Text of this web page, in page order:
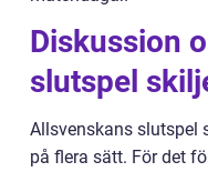
Diskussion
slutspel
Allsvenskans slutspel
på flera sätt. För det